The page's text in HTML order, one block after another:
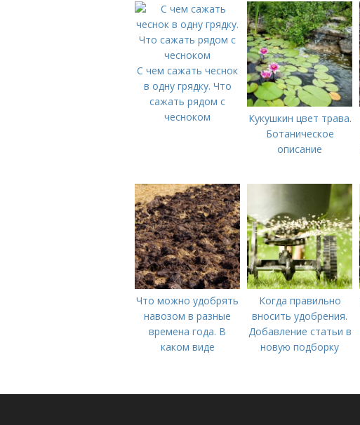
С чем сажать чеснок
в одну грядку. Что
сажать рядом с
чесноком
Кукушкин цвет трава.
Ботаническое
описание
Что можно удобрять
навозом в разные
времена года. В
каком виде
Когда правильно
вносить удобрения.
Добавление статьи в
новую подборку